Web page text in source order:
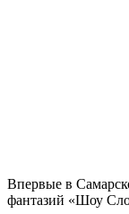
Впервые в
фантазий «Шоу